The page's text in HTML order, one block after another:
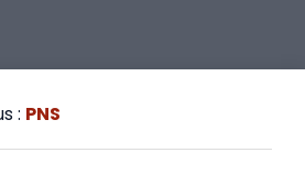
: PNS